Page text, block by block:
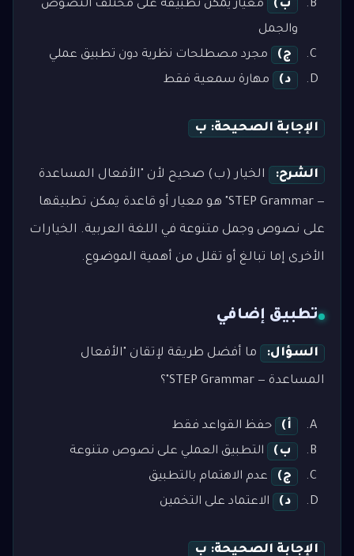
ب)
معيار يمكن تطبيقه على مختلف النصوص
والجمل
ج)
مجرد مصطلحات نظرية دون تطبيق عملي
د)
مهارة سمعية فقط
الإجابة الصحيحة: ب
الشرح: الخيار (ب) صحيح لأن "الأفعال المساعدة
— STEP Grammar" هو معيار أو قاعدة يمكن تطبيقها
على نصوص وجمل متنوعة في اللغة العربية. الخيارات
الأخرى إما تبالغ أو تقلل من أهمية الموضوع.
تطبيق إضافي
السؤال: ما أفضل طريقة لإتقان "الأفعال
المساعدة — STEP Grammar"؟
أ)
حفظ القواعد فقط
ب)
التطبيق العملي على نصوص متنوعة
ج)
عدم الاهتمام بالتطبيق
د)
الاعتماد على التخمين
الإجابة الصحيحة: ب